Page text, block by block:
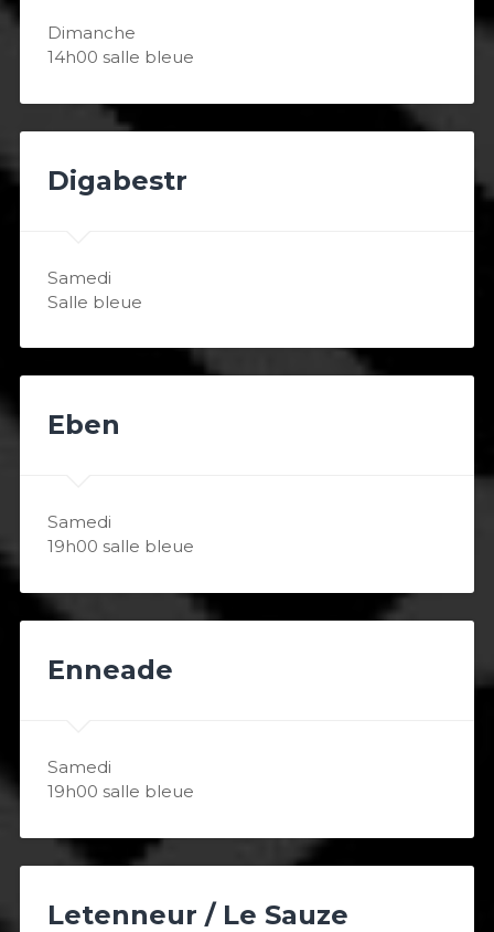
Dimanche
14h00 salle bleue
Digabestr
Samedi
Salle bleue
Eben
Samedi
19h00 salle bleue
Enneade
Samedi
19h00 salle bleue
Letenneur / Le Sauze